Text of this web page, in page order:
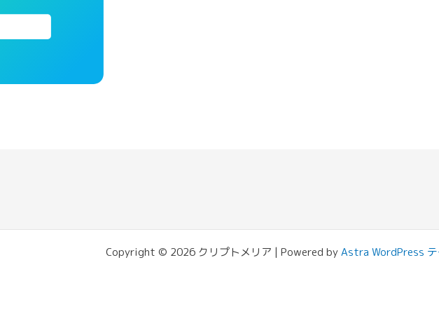
Copyright © 2026 クリプトメリア | Powered byAstra WordPress